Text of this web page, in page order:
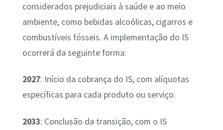
considerados prejudiciais à saúde e ao meio
ambiente, como bebidas alcoólicas, cigarros e
combustíveis fósseis. A implementação do IS
ocorrerá da seguinte forma:
2027: Início da cobrança do IS, com alíquotas
específicas para cada produto ou serviço.
2033: Conclusão da transição, com o IS